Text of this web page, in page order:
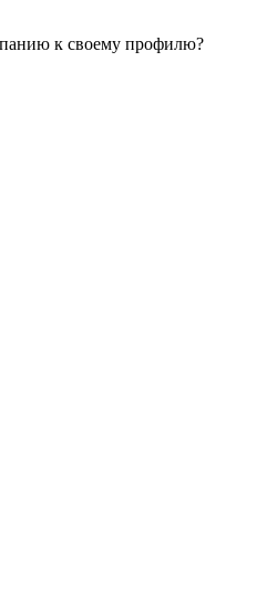
к своему профилю?